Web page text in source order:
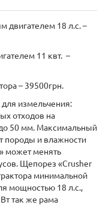
двигателем 18 л.с. –
11 квт. –
– 39500грн.
измельчения:
отходов на
50 мм. Максимальный
породы и влажности
может менять
Щепорез «Сrusher
минимальной
мощностью 18 л.с.,
так же рама